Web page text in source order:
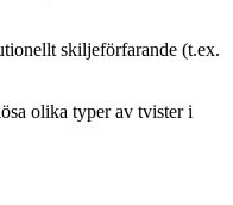
skiljeförfarande (t.ex.
olika typer av tvister i